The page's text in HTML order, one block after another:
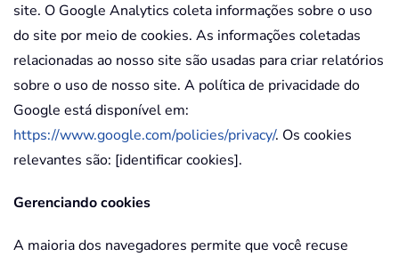
site. O Google Analytics coleta informações sobre o uso
do site por meio de cookies. As informações coletadas
relacionadas ao nosso site são usadas para criar relatórios
sobre o uso de nosso site. A política de privacidade do
Google está disponível em:
https://www.google.com/policies/privacy/. Os cookies
relevantes são: [identificar cookies].
Gerenciando cookies
A maioria dos navegadores permite que você recuse